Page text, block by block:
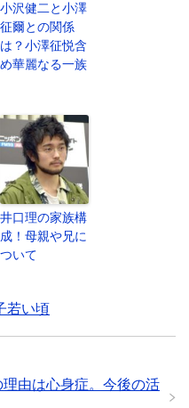
小沢健二と小澤
征爾との関係
は？小澤征悦含
め華麗なる一族
井口理の家族構
成！母親や兄に
ついて
若い頃
由は心身症。今後の活